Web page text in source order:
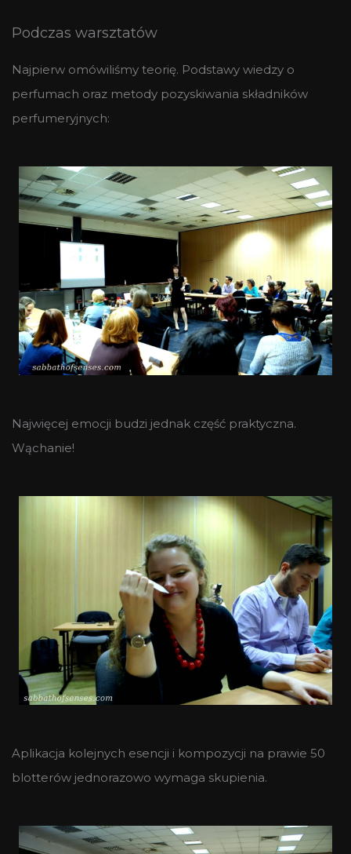
Podczas warsztatów
Najpierw omówiliśmy teorię. Podstawy wiedzy o
perfumach oraz metody pozyskiwania składników
perfumeryjnych:
Najwięcej emocji budzi jednak część praktyczna.
Wąchanie!
Aplikacja kolejnych esencji i kompozycji na prawie 50
blotterów jednorazowo wymaga skupienia.